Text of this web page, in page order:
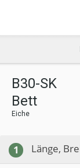
B30-SK
Bett
Eiche
1 Länge,